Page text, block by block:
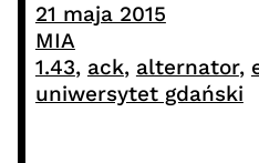
21 maja 2015
MIA
1.43, ack, alternator,
uniwersytet gdański